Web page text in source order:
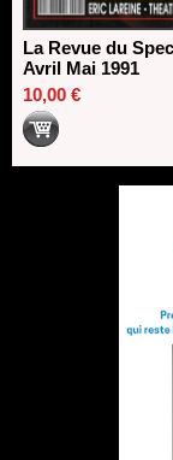
La Revue du
Avril Mai 1991
10,00 €